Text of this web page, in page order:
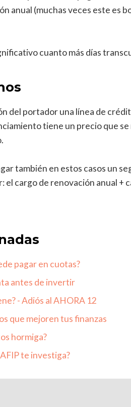
anual (muchas veces este
cuanto más días
del portador una línea de
tiene un precio que
también en estos casos un
cargo de renovación anual
pagar en cuotas?
antes de invertir
- Adiós al AHORA 12
que mejoren tus finanzas
hormiga?
te investiga?